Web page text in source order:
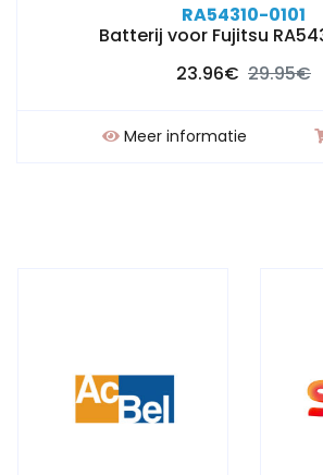
RA54310-0101
Batterij voor Fujitsu
23.96€ 29.95€
Meer informatie